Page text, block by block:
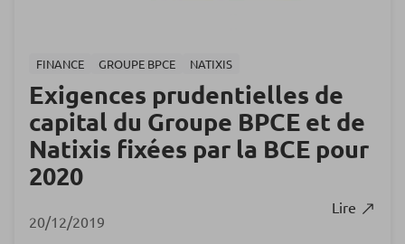
FINANCE GROUPE BPCE NATIXIS
Exigences prudentielles de
capital du Groupe BPCE et de
Natixis fixées par la BCE pour
2020
20/12/2019
Lire